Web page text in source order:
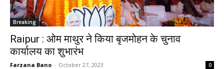
Breaking
Raipur : ओम माथुर ने किया बृजमोहन के चुनाव
कार्यालय का शुभारंभ
Farzana Bano - October 27, 2023 0